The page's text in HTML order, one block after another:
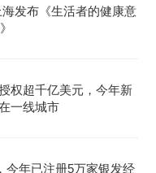
发布《生活者的健康意
权超千亿美元，今年新
一线城市
今年已注册5万家银发经